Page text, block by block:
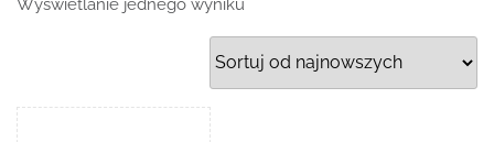
Wyświetlanie jednego wyniku